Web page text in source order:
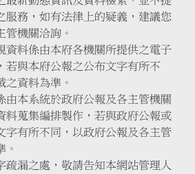
服務，如有法律上的疑義，建議您
管機關洽詢。
資料係由本府各機關所提供之電子
若與本府公報之公布文字有所不
之資料為準。
由本系統於政府公報及各主管機關
料蒐集編排製作，若與政府公報或
字有所不同，以政府公報及各主管
。
疏漏之處，敬請告知本網站管理人